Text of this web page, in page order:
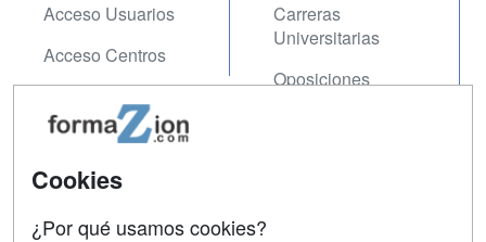
Acceso Usuarios
Acceso Centros
Carreras
Universitarias
Oposiciones
Contactar
Confidencialidad
Aviso legal
Cookies
¿Por qué usamos cookies?